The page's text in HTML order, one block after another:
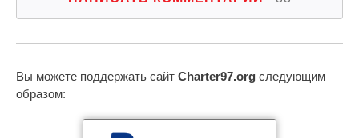
Вы можете поддержать сайт Charter97.org следующим
образом: